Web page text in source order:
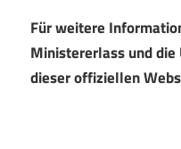
Für weitere
Ministererlass und
dieser offiziellen